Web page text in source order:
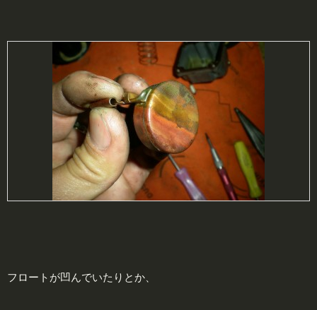
フロートが凹んでいたりとか、